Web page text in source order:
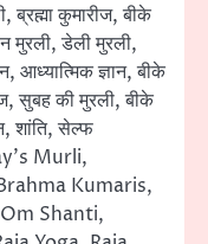
कुमारीज, बीके
मुरली, डेली मुरली,
आध्यात्मिक ज्ञान, बीके
सुबह की मुरली, बीके
शांति, सेल्फ
Murli,
Kumaris,
Shanti,